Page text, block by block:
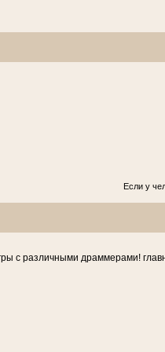
Если у
с различными драммерами!